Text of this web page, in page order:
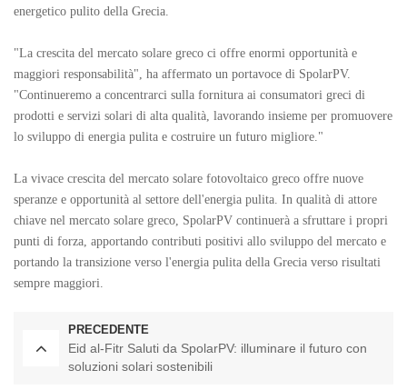
energetico pulito della Grecia.
"La crescita del mercato solare greco ci offre enormi opportunità e
maggiori responsabilità", ha affermato un portavoce di SpolarPV.
"Continueremo a concentrarci sulla fornitura ai consumatori greci di
prodotti e servizi solari di alta qualità, lavorando insieme per promuovere
lo sviluppo di energia pulita e costruire un futuro migliore."
La vivace crescita del mercato solare fotovoltaico greco offre nuove
speranze e opportunità al settore dell'energia pulita. In qualità di attore
chiave nel mercato solare greco, SpolarPV continuerà a sfruttare i propri
punti di forza, apportando contributi positivi allo sviluppo del mercato e
portando la transizione verso l'energia pulita della Grecia verso risultati
sempre maggiori.
PRECEDENTE
Eid al-Fitr Saluti da SpolarPV: illuminare il futuro con
soluzioni solari sostenibili